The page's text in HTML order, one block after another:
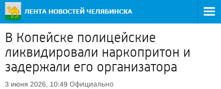
В Копейске полицейские
ликвидировали наркопритон и
задержали его организатора
3 июня 2026, 10:49 Официально